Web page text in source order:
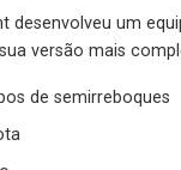
desenvolveu um
versão mais
de semirreboques